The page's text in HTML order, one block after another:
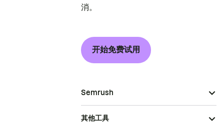
消。
开始免费试用
Semrush
其他工具